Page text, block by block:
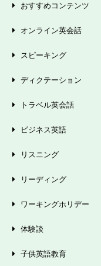
おすすめコンテンツ
オンライン英会話
スピーキング
ディクテーション
トラベル英会話
ビジネス英語
リスニング
リーディング
ワーキングホリデー
体験談
子供英語教育